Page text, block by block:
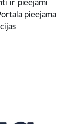
ir pieejami
pieejama